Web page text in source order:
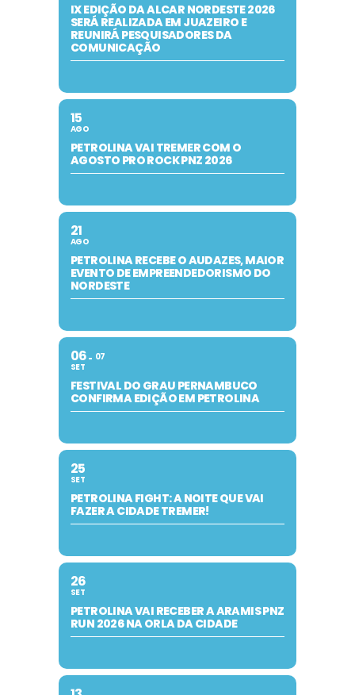
IX EDIÇÃO DA ALCAR NORDESTE 2026
SERÁ REALIZADA EM JUAZEIRO E
REUNIRÁ PESQUISADORES DA
COMUNICAÇÃO
15
AGO
PETROLINA VAI TREMER COM O
AGOSTO PRO ROCK PNZ 2026
21
AGO
PETROLINA RECEBE O AUDAZES, MAIOR
EVENTO DE EMPREENDEDORISMO DO
NORDESTE
06
SET
07
FESTIVAL DO GRAU PERNAMBUCO
CONFIRMA EDIÇÃO EM PETROLINA
25
SET
PETROLINA FIGHT: A NOITE QUE VAI
FAZER A CIDADE TREMER!
26
SET
PETROLINA VAI RECEBER A ARAMIS PNZ
RUN 2026 NA ORLA DA CIDADE